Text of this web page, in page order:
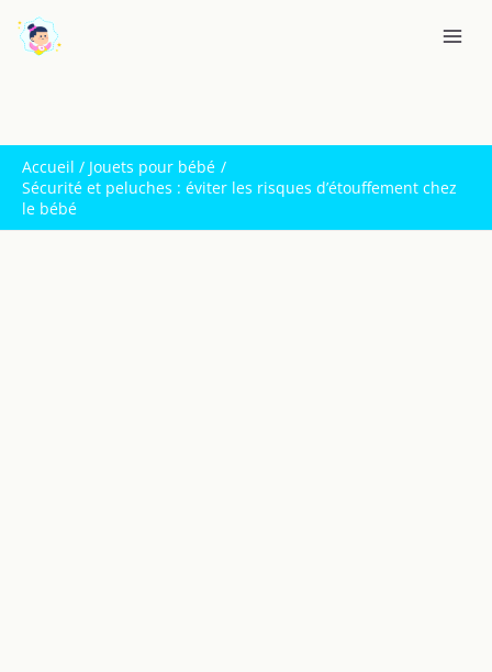
Accueil
Jouets pour bébé
Sécurité et peluches : éviter les risques d’étouffement chez
le bébé
e
r
c
h